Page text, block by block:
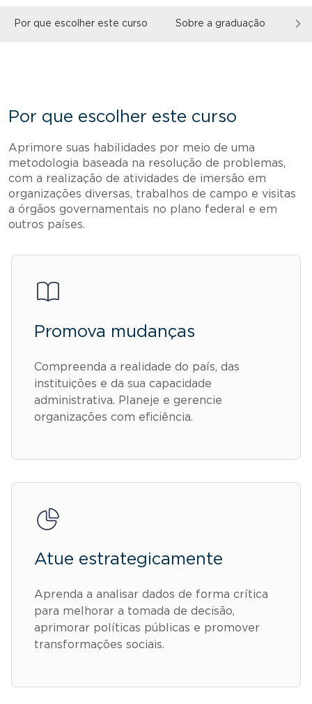
Por que escolher este curso Sobre a graduação
Por que escolher este curso
Aprimore suas habilidades por meio de uma
metodologia baseada na resolução de problemas,
com a realização de atividades de imersão em
organizações diversas, trabalhos de campo e visitas
a órgãos governamentais no plano federal e em
outros países.
Promova mudanças
Compreenda a realidade do país, das
instituições e da sua capacidade
administrativa. Planeje e gerencie
organizações com eficiência.
Atue estrategicamente
Aprenda a analisar dados de forma crítica
para melhorar a tomada de decisão,
aprimorar políticas públicas e promover
transformações sociais.